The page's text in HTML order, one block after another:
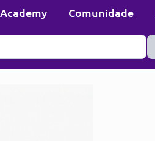
Academy Comunidade